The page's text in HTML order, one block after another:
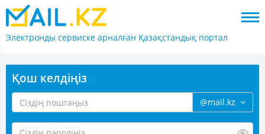
Электронды сервиске арналған Қазақстандық портал
Қош келдіңіз
@mail.kz